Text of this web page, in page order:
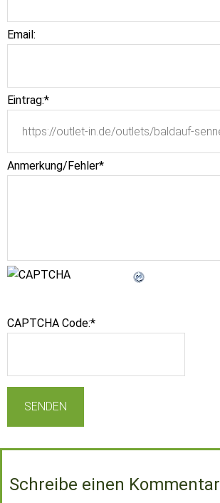
Email:
Eintrag:*
Anmerkung/Fehler*
CAPTCHA Code:*
Schreibe einen Kommentar